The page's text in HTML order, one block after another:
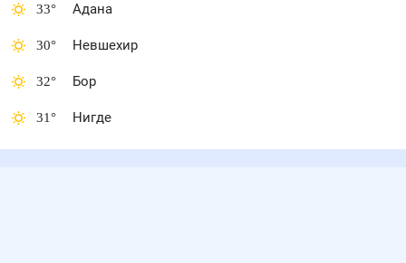
33° Адана
30° Невшехир
32° Бор
31° Нигде